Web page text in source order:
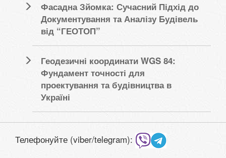
Фасадна Зйомка: Сучасний Підхід до
Документування та Аналізу Будівель
від “ГЕОТОП”
Геодезичні координати WGS 84:
Фундамент точності для
проектування та будівництва в
Україні
Телефонуйте (viber/telegram):